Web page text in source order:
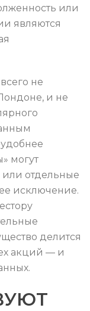
или
являются
не
и не
могут
или отдельные
исключение.
делится
акций — и